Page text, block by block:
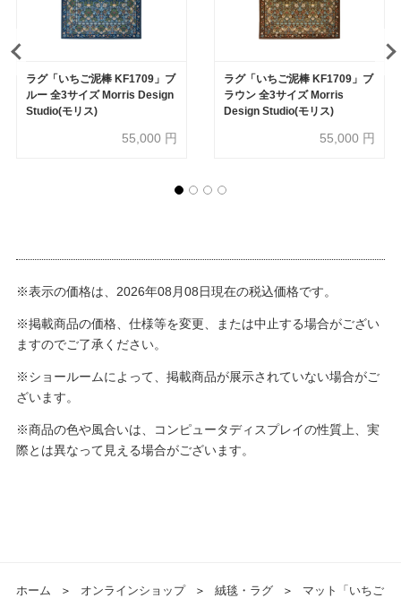
ラグ「いちご泥棒 KF1709」ブ
ルー 全3サイズ Morris Design
Studio(モリス)
55,000 円
ラグ「いちご泥棒 KF1709」ブ
ラウン 全3サイズ Morris
Design Studio(モリス)
55,000 円
※表示の価格は、2026年08月08日現在の税込価格です。
※掲載商品の価格、仕様等を変更、または中止する場合がござい
ますのでご了承ください。
※ショールームによって、掲載商品が展示されていない場合がご
ざいます。
※商品の色や風合いは、コンピュータディスプレイの性質上、実
際とは異なって見える場合がございます。
ホーム ＞ オンラインショップ ＞ 絨毯・ラグ ＞
マット「いちご